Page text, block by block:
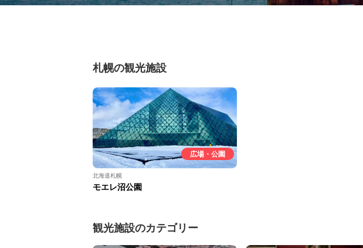
札幌の観光施設
広場・公園
北海道札幌
モエレ沼公園
観光施設のカテゴリー